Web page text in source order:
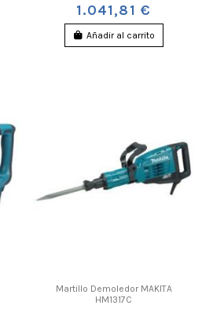
1.041,81 €
Añadir al carrito
Martillo Demoledor MAKITA
HM1317C